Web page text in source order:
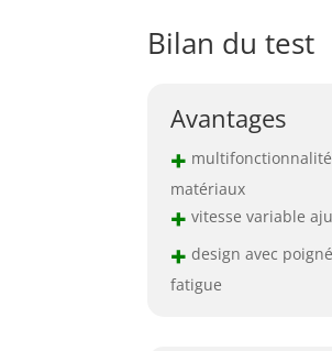
Bilan du test
Avantages
+
matériaux
+ vitesse variable
+ design avec
fatigue